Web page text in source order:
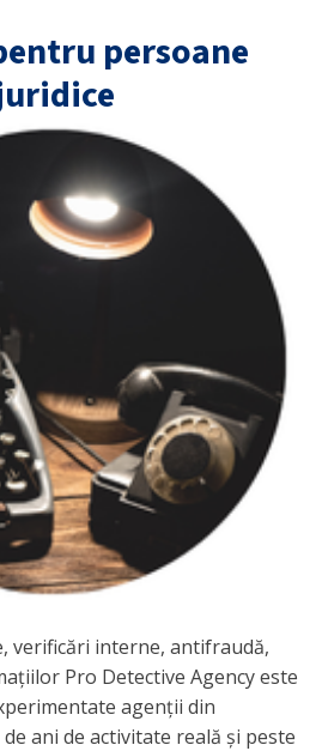
persoane
verificări interne, antifraudă,
Pro Detective Agency este
agenții din
ani de activitate reală și peste